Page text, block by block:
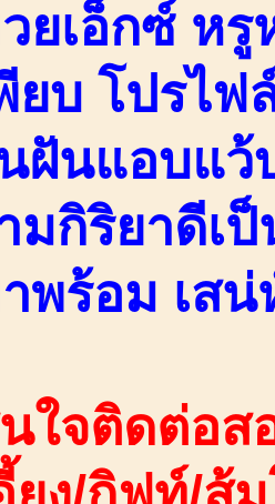
ยเอ็กซ์ ห
ยบ โปรไฟ
ฝันแอบแว้
มกิริยาดีเ
พร้อม เส
ใจติดต่อส